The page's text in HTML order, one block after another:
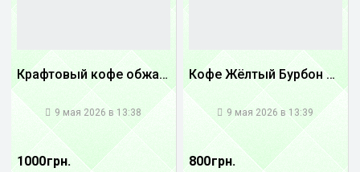
Крафтовый кофе обжареный Танзания
9 мая 2026 в 13:38
1000 грн.
Кофе Жёлтый Бурбон Бразилия
9 мая 2026 в 13:39
800 грн.